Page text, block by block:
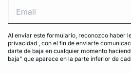
Al enviar este formulario, reconozco haber
privacidad , con el fin de enviarte
darte de baja en cualquier momento
baja" que aparece en la parte inferior de